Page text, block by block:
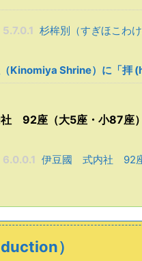
5.7.0.1 杉桙別（すぎほこわ
Kinomiya Shrine）に「拝
92座（大5座・小87
6.0.0.1 伊豆國 式内社 92座
）